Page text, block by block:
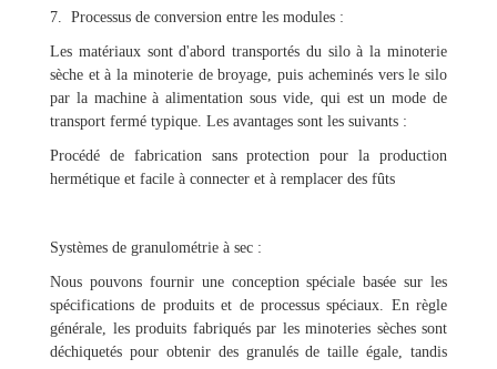
7. Processus de conversion entre les modules :
Les matériaux sont d'abord transportés du silo à la minoterie
sèche et à la minoterie de broyage, puis acheminés vers le silo
par la machine à alimentation sous vide, qui est un mode de
transport fermé typique. Les avantages sont les suivants :
Procédé de fabrication sans protection pour la production
hermétique et facile à connecter et à remplacer des fûts
Systèmes de granulométrie à sec :
Nous pouvons fournir une conception spéciale basée sur les
spécifications de produits et de processus spéciaux. En règle
générale, les produits fabriqués par les minoteries sèches sont
déchiquetés pour obtenir des granulés de taille égale, tandis